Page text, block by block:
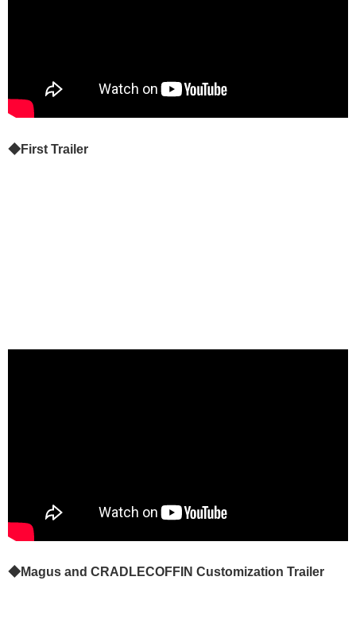
◆First Trailer
◆Magus and CRADLECOFFIN Customization Trailer